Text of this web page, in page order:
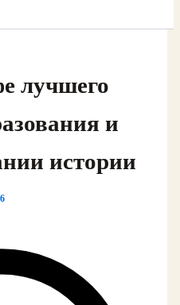
лучшего
и
истории